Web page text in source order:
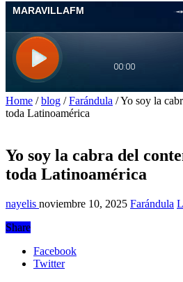
Home / blog / Farándula /Yo soy la
toda Latinoamérica
Yo soy la cabra del
toda Latinoamérica
nayelis noviembre 10, 2025 Farándula
Share
Facebook
Twitter